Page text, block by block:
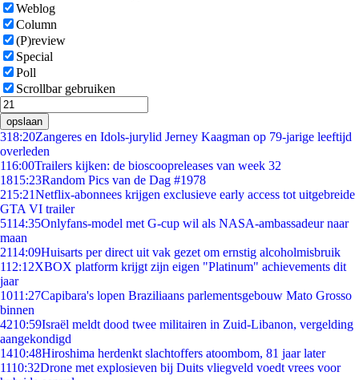
Weblog
Column
(P)review
Special
Poll
Scrollbar gebruiken
opslaan
318:20Zangeres en Idols-jurylid Jerney Kaagman op 79-jarige leeftijd
overleden
116:00Trailers kijken: de bioscoopreleases van week 32
1815:23Random Pics van de Dag #1978
215:21Netflix-abonnees krijgen exclusieve early access tot uitgebreide
GTA VI trailer
5114:35Onlyfans-model met G-cup wil als NASA-ambassadeur naar
maan
2114:09Huisarts per direct uit vak gezet om ernstig alcoholmisbruik
112:12XBOX platform krijgt zijn eigen "Platinum" achievements dit
jaar
1011:27Capibara's lopen Braziliaans parlementsgebouw Mato Grosso
binnen
4210:59Israël meldt dood twee militairen in Zuid-Libanon, vergelding
aangekondigd
1410:48Hiroshima herdenkt slachtoffers atoombom, 81 jaar later
1110:32Drone met explosieven bij Duits vliegveld voedt vrees voor